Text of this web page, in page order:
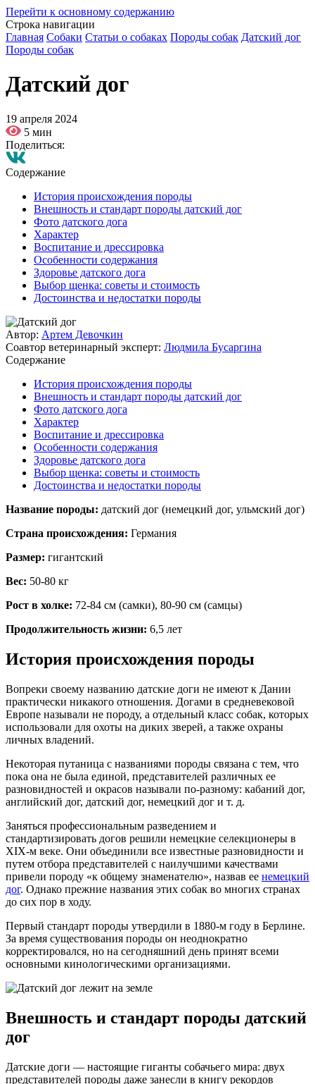
Перейти к основному содержанию
Строка навигации
Главная Собаки Статьи о собаках Породы собак Датский дог
Породы собак
Датский дог
19 апреля 2024
5 мин
Поделиться:
Содержание
История происхождения породы
Внешность и стандарт породы датский дог
Фото датского дога
Характер
Воспитание и дрессировка
Особенности содержания
Здоровье датского дога
Выбор щенка: советы и стоимость
Достоинства и недостатки породы
Автор: Артем Девочкин
Соавтор ветеринарный эксперт: Людмила Бусаргина
Содержание
История происхождения породы
Внешность и стандарт породы датский дог
Фото датского дога
Характер
Воспитание и дрессировка
Особенности содержания
Здоровье датского дога
Выбор щенка: советы и стоимость
Достоинства и недостатки породы
Название породы: датский дог (немецкий дог, ульмский дог)
Страна происхождения: Германия
Размер: гигантский
Вес: 50-80 кг
Рост в холке: 72-84 см (самки), 80-90 см (самцы)
Продолжительность жизни: 6,5 лет
История происхождения породы
Вопреки своему названию датские доги не имеют к Дании
практически никакого отношения. Догами в средневековой
Европе называли не породу, а отдельный класс собак, которых
использовали для охоты на диких зверей, а также охраны
личных владений.
Некоторая путаница с названиями породы связана с тем, что
пока она не была единой, представителей различных ее
разновидностей и окрасов называли по-разному: кабаний дог,
английский дог, датский дог, немецкий дог и т. д.
Заняться профессиональным разведением и
стандартизировать догов решили немецкие селекционеры в
XIX-м веке. Они объединили все известные разновидности и
путем отбора представителей с наилучшими качествами
привели породу «к общему знаменателю», назвав ее немецкий
дог. Однако прежние названия этих собак во многих странах
до сих пор в ходу.
Первый стандарт породы утвердили в 1880-м году в Берлине.
За время существования породы он неоднократно
корректировался, но на сегодняшний день принят всеми
основными кинологическими организациями.
Внешность и стандарт породы датский
дог
Датские доги — настоящие гиганты собачьего мира: двух
представителей породы даже занесли в книгу рекордов